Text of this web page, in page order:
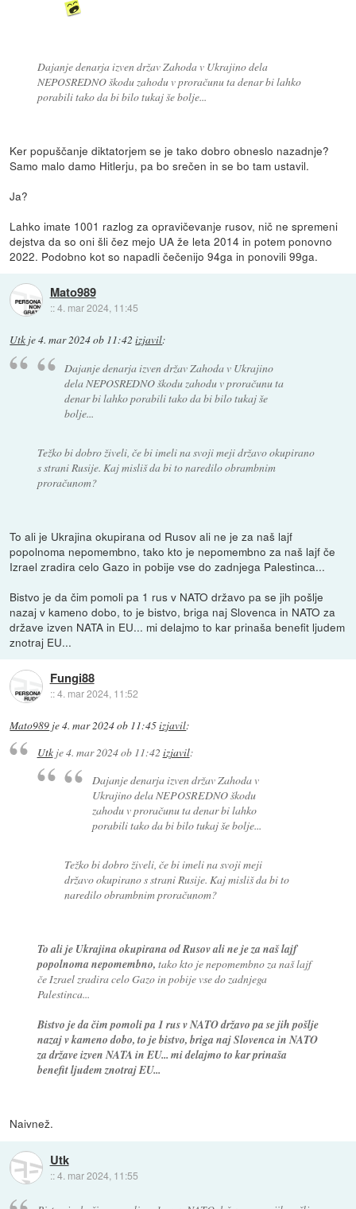
Dajanje denarja izven držav Zahoda v Ukrajino dela
NEPOSREDNO škodu zahodu v proračunu ta denar bi lahko
porabili tako da bi bilo tukaj še bolje...
Ker popuščanje diktatorjem se je tako dobro obneslo nazadnje?
Samo malo damo Hitlerju, pa bo srečen in se bo tam ustavil.
Ja?
Lahko imate 1001 razlog za opravičevanje rusov, nič ne spremeni
dejstva da so oni šli čez mejo UA že leta 2014 in potem ponovno
2022. Podobno kot so napadli čečenijo 94ga in ponovili 99ga.
Mato989
::4. mar 2024, 11:45
Utk je4. mar 2024 ob 11:42 izjavil:
Dajanje denarja izven držav Zahoda v Ukrajino
dela NEPOSREDNO škodu zahodu v proračunu ta
denar bi lahko porabili tako da bi bilo tukaj še
bolje...
Težko bi dobro živeli, če bi imeli na svoji meji državo okupirano
s strani Rusije. Kaj misliš da bi to naredilo obrambnim
proračunom?
To ali je Ukrajina okupirana od Rusov ali ne je za naš lajf
popolnoma nepomembno, tako kto je nepomembno za naš lajf če
Izrael zradira celo Gazo in pobije vse do zadnjega Palestinca...
Bistvo je da čim pomoli pa 1 rus v NATO državo pa se jih pošlje
nazaj v kameno dobo, to je bistvo, briga naj Slovenca in NATO za
države izven NATA in EU... mi delajmo to kar prinaša benefit ljudem
znotraj EU...
Fungi88
::4. mar 2024, 11:52
Mato989 je4. mar 2024 ob 11:45izjavil:
Utkje4. mar 2024 ob 11:42 izjavil:
Dajanje denarja izven držav Zahoda v
Ukrajino dela NEPOSREDNO škodu
zahodu v proračunu ta denar bi lahko
porabili tako da bi bilo tukaj še bolje...
Težko bi dobro živeli, če bi imeli na svoji meji
državo okupirano s strani Rusije. Kaj misliš da bi to
naredilo obrambnim proračunom?
To ali je Ukrajina okupirana od Rusov ali ne je za naš lajf
popolnoma nepomembno, tako kto je nepomembno za naš lajf
če Izrael zradira celo Gazo in pobije vse do zadnjega
Palestinca...
Bistvo je da čim pomoli pa 1 rus v NATO državo pa se jih pošlje
nazaj v kameno dobo, to je bistvo, briga naj Slovenca in NATO
za države izven NATA in EU... mi delajmo to kar prinaša
benefit ljudem znotraj EU...
Naivnež.
Utk
::4. mar 2024, 11:55